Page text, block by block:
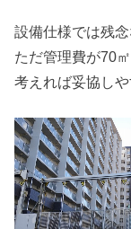
設備仕様では残
ただ管理費が70
考えれば妥協し